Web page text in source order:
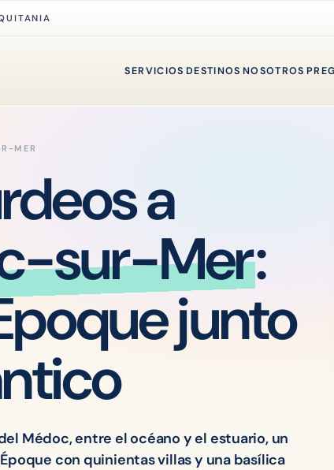
SERVICIOS DESTINOS NOSOTROS
MER
a
sur-Mer:
junto
Médoc, entre el océano y el estuario, un
con quinientas villas y una basílica